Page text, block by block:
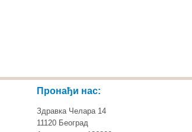
Пронађи нас:
Здравка Челара 14
11120 Београд